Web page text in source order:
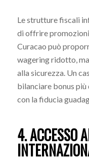
Le strutture fiscali
di offrire
Curacao può
wagering ridotto,
alla sicurezza. Un
bilanciare bonus più
con la fiducia
4. ACCESSO